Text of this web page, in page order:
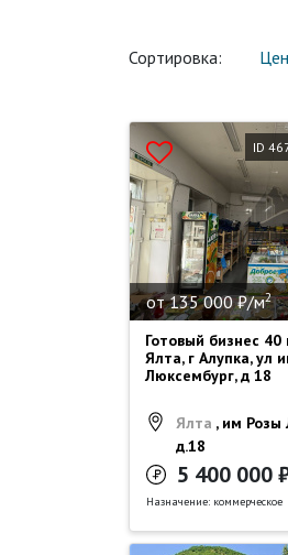
Сортировка:
ID
от 135 000 ₽/м2
Готовый бизнес
Ялта, г Алупка, ул
Люксембург, д 18
Ялта , им Розы
д.18
5 400 000
Назначение: коммерческое